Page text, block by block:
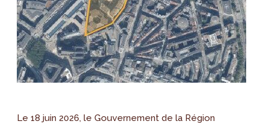
Le 18 juin 2026, le Gouvernement de la Région